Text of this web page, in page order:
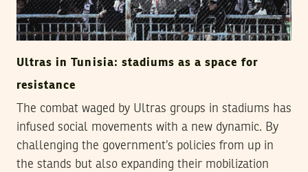
Ultras in Tunisia: stadiums as a space for
resistance
The combat waged by Ultras groups in stadiums has
infused social movements with a new dynamic. By
challenging the government’s policies from up in
the stands but also expanding their mobilization